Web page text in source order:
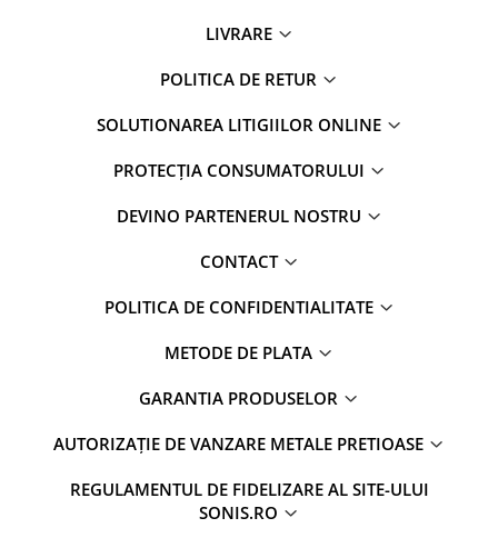
LIVRARE
POLITICA DE RETUR
SOLUTIONAREA LITIGIILOR ONLINE
PROTECȚIA CONSUMATORULUI
DEVINO PARTENERUL NOSTRU
CONTACT
POLITICA DE CONFIDENTIALITATE
METODE DE PLATA
GARANTIA PRODUSELOR
AUTORIZAȚIE DE VANZARE METALE PRETIOASE
REGULAMENTUL DE FIDELIZARE AL SITE-ULUI
SONIS.RO